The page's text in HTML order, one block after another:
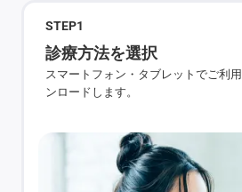
STEP1
診療方法を選択
スマートフォン・タブレットでご利
ンロードします。